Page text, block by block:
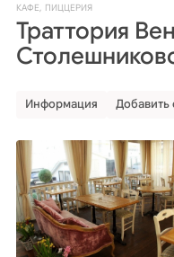
КАФЕ, ПИЦЦЕРИЯ
Траттория
Информация Добавить